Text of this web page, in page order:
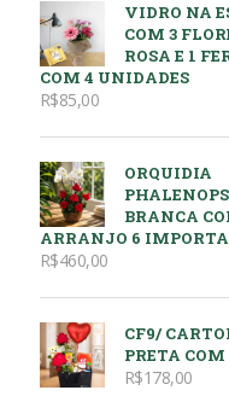
VIDRO NA
COM 3
ROSA E 1
COM 4 UNIDADES
R$85,00
ORQUIDIA
BRANCA
ARRANJO 6
R$460,00
CF9/
PRETA
R$178,00